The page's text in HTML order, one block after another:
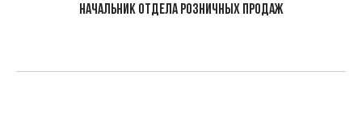
начальник отдела розничных продаж